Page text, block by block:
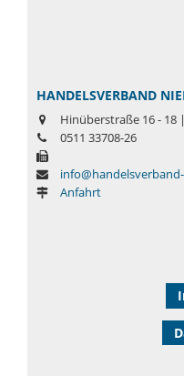
HANDELSVERBAND
Hinüberstraße 16 - 18
0511 33708-26
Anfahrt